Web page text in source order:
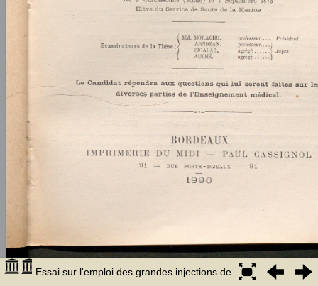
Essai sur l'emploi des grandes injections de